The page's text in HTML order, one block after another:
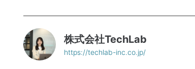
株式会社TechLab
https://techlab-inc.co.jp/